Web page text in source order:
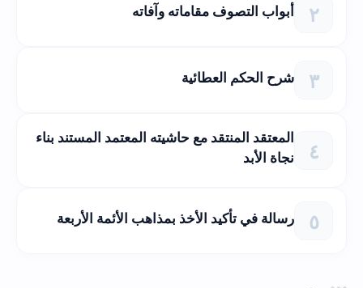
أبواب التصوف مقاماته وآفاته
شرح الحكم العطائية
المعتقد المنتقد مع حاشيته المعتمد المستند بناء
نجاة الأبد
رسالة في تأكيد الأخذ بمذاهب الأئمة الأربعة